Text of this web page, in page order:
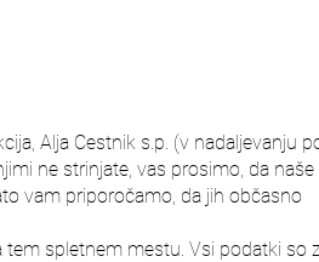
Alja Cestnik s.p. (v nadaljevanju
ne strinjate, vas prosimo, da
vam priporočamo, da jih občasno
spletnem mestu. Vsi podatki so